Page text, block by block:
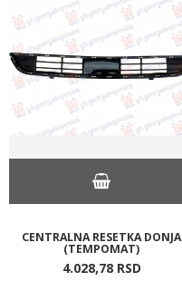
CENTRALNA RESETKA DONJA
(TEMPOMAT)
4.028,78 RSD